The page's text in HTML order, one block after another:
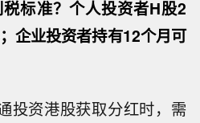
标准？个人投资者H股2
企业投资者持有12个月可
投资港股获取分红时，需